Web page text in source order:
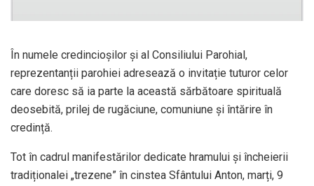
În numele credincioșilor și al Consiliului Parohial,
reprezentanții parohiei adresează o invitație tuturor celor
care doresc să ia parte la această sărbătoare spirituală
deosebită, prilej de rugăciune, comuniune și întărire în
credință.
Tot în cadrul manifestărilor dedicate hramului și încheierii
tradiționalei „trezene” în cinstea Sfântului Anton, marți, 9